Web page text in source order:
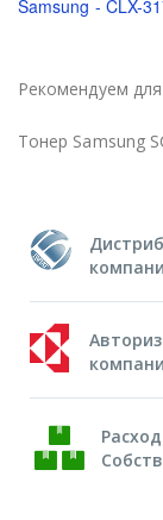
Samsung - CLX-
Рекомендуем
Тонер Samsung